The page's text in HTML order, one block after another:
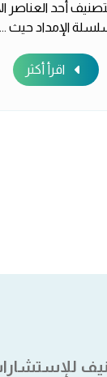
أحد
الإمداد حيث ...
اقرأ أكثر
للإستشارات